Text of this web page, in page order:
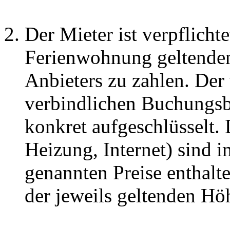
Der Mieter ist
Ferienwohnung
Anbieters zu zahlen.
verbindlichen
konkret aufgeschlüsselt.
Heizung, Internet) sind
genannten Preise
der jeweils geltenden